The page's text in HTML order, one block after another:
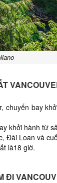
chuyến bay
khởi hành từ
Đài Loan và
là18 giờ.
ĐI